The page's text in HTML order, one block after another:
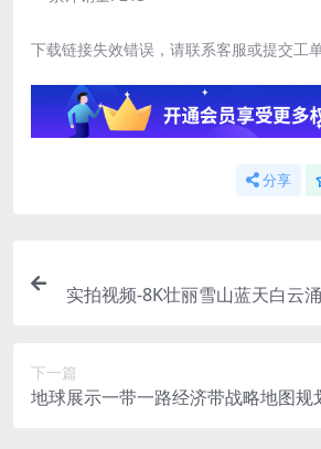
下载链接失效错误，请联系客服或提交工
分享
实拍视频-8K壮丽雪山蓝天白云
下一篇
地球展示一带一路经济带战略地图规